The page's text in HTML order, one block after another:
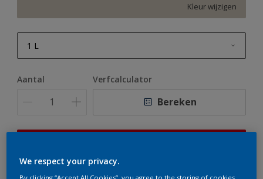
Kleur wijzigen
1 L
10 L
Aantal Verfcalculator
Bereken
te bestellen. Houd de website in de gaten, we werken
er hard aan om de voorraad aan te vullen.
We respect your privacy.